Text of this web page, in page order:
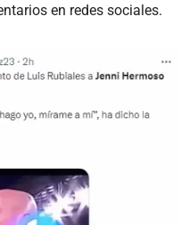
en redes sociales.